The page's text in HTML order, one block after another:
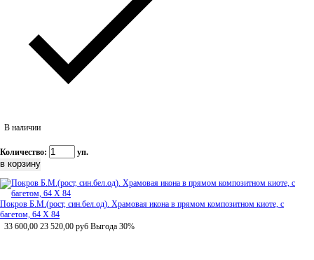
В наличии
Количество: уп.
Покров Б.М.(рост, син.бел.од). Храмовая икона в прямом композитном киоте, с
багетом, 64 Х 84
33 600,00 23 520,00 руб Выгода 30%